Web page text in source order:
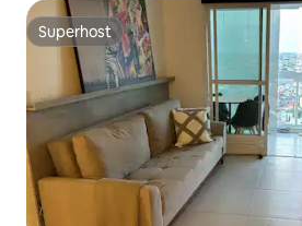
Superhost
Superhost